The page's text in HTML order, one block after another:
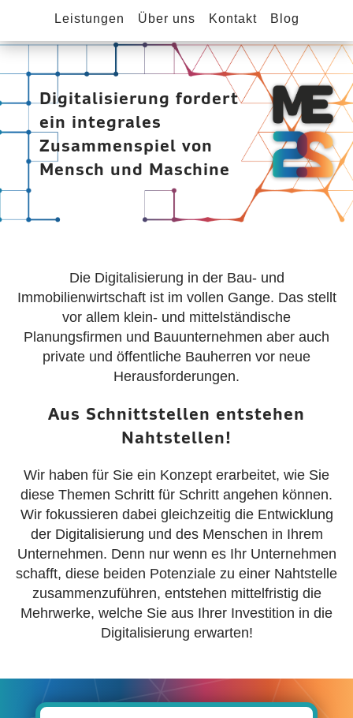
Leistungen Über uns Kontakt Blog
Digitalisierung fordert
ein integrales
Zusammenspiel von
Mensch und Maschine
Die Digitalisierung in der Bau- und
Immobilienwirtschaft ist im vollen Gange. Das stellt
vor allem klein- und mittelständische
Planungsfirmen und Bauunternehmen aber auch
private und öffentliche Bauherren vor neue
Herausforderungen.
Aus Schnittstellen entstehen
Nahtstellen!
Wir haben für Sie ein Konzept erarbeitet, wie Sie
diese Themen Schritt für Schritt angehen können.
Wir fokussieren dabei gleichzeitig die Entwicklung
der Digitalisierung und des Menschen in Ihrem
Unternehmen. Denn nur wenn es Ihr Unternehmen
schafft, diese beiden Potenziale zu einer Nahtstelle
zusammenzuführen, entstehen mittelfristig die
Mehrwerke, welche Sie aus Ihrer Investition in die
Digitalisierung erwarten!